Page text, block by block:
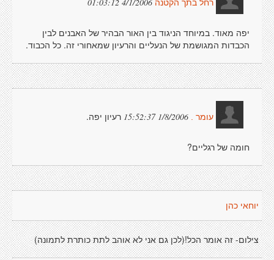
רחל בתך הקטנה
יפה מאוד. במיוחד הניגוד בין האור הבהיר של האבנים לבין
הכבדות המגושמת של הנעליים והרעיון שמאחורי זה. כל הכבוד.
עומר . 1/8/2006 15:52:37 רעיון יפה.
חומה של רגליים?
יוחאי כהן
צילום- זה אומר הכל!(לכן גם אני לא אוהב לתת כותרת לתמונה)